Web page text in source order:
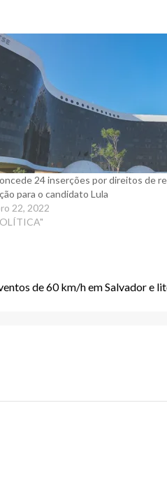
24 inserções por direitos de
para o candidato Lula
22, 2022
de 60 km/h em Salvador e